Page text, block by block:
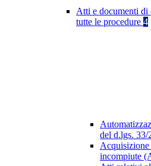
Atti e documenti di
tutte le procedure 4
del d.lgs. 33/
Acquisizione
incompiute